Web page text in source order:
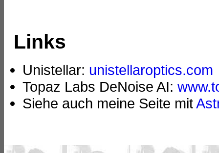
Links
Unistellar: unistellaroptics.com
Topaz Labs DeNoise AI:
Siehe auch meine Seite mit